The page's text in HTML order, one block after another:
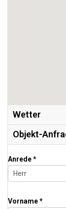
Wetter
Objekt-
Anrede *
Vorname *